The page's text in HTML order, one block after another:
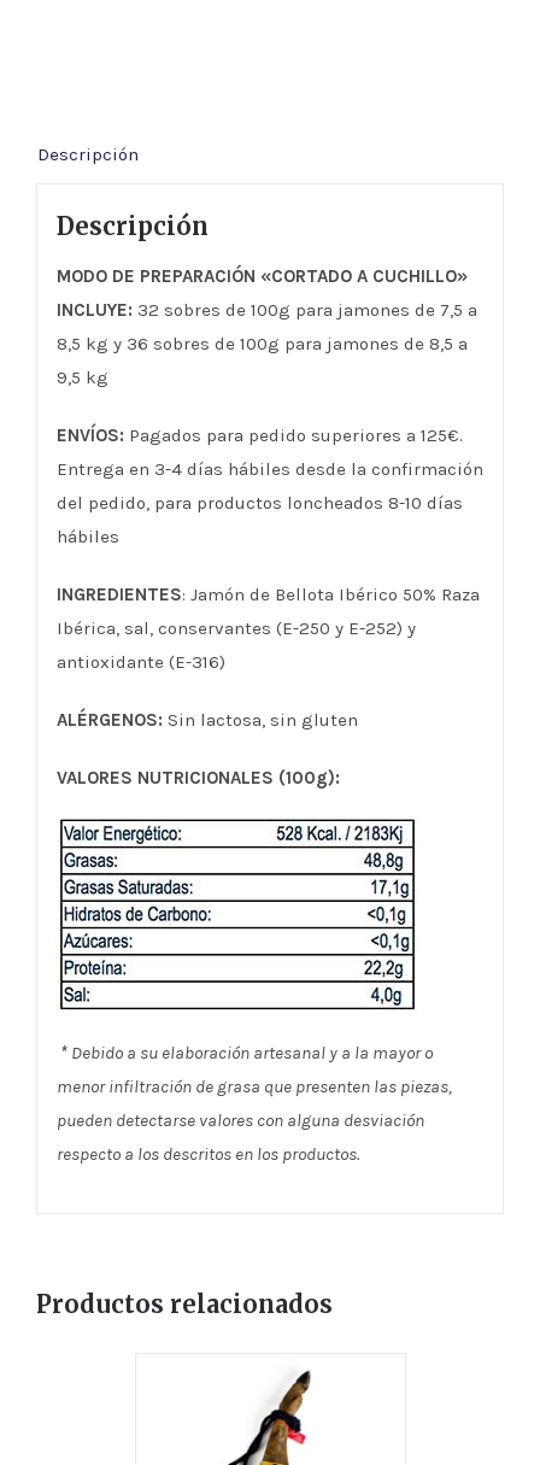
Raza
"DEHESA
Descripción
Descripción
MODO DE PREPARACIÓN «CORTADO A CUCHILLO»
INCLUYE: 32 sobres de 100g para jamones de 7,5 a
8,5 kg y 36 sobres de 100g para jamones de 8,5 a
9,5 kg
ENVÍOS: Pagados para pedido superiores a 125€.
Entrega en 3-4 días hábiles desde la confirmación
del pedido, para productos loncheados 8-10 días
hábiles
INGREDIENTES: Jamón de Bellota Ibérico 50% Raza
Ibérica, sal, conservantes (E-250 y E-252) y
antioxidante (E-316)
ALÉRGENOS: Sin lactosa, sin gluten
VALORES NUTRICIONALES (100g):
*Debido a su elaboración artesanal y a la mayor o
menor infiltración de grasa que presenten las piezas,
pueden detectarse valores con alguna desviación
respecto a los descritos en los productos.
Productos relacionados